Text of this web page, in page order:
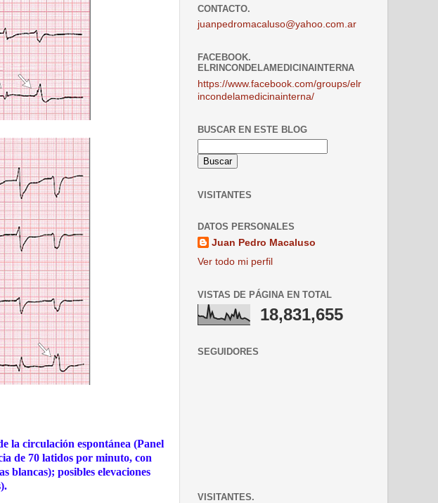
la circulación espontánea (Panel
de 70 latidos por minuto, con
blancas); posibles elevaciones
CONTACTO.
juanpedromacaluso@yahoo.com.ar
FACEBOOK.
ELRINCONDELAMEDICINAINTERNA
https://www.facebook.com/groups/elr
incondelamedicinainterna/
BUSCAR EN ESTE BLOG
VISITANTES
DATOS PERSONALES
Juan Pedro Macaluso
Ver todo mi perfil
VISTAS DE PÁGINA EN TOTAL
18,831,655
SEGUIDORES
VISITANTES.